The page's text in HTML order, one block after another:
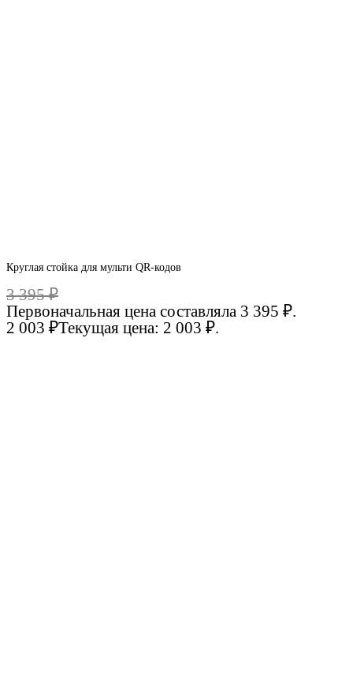
Круглая стойка для мульти QR-кодов
3 395₽
Первоначальная цена составляла 3 395 ₽.
2 003 ₽Текущая цена: 2 003 ₽.